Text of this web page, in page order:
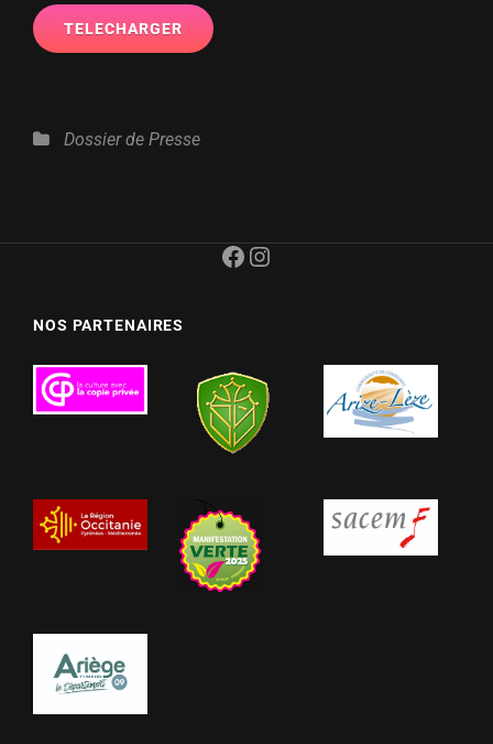
TELECHARGER
Catégories
Dossier de Presse
Facebook
Instagram
NOS PARTENAIRES